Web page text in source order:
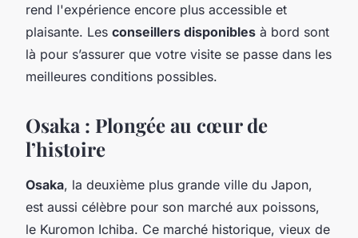
rend l'expérience encore plus accessible et
plaisante. Les conseillers disponibles à bord sont
là pour s’assurer que votre visite se passe dans les
meilleures conditions possibles.
Osaka : Plongée au cœur de
l’histoire
Osaka, la deuxième plus grande ville du Japon,
est aussi célèbre pour son marché aux poissons,
le Kuromon Ichiba. Ce marché historique, vieux de